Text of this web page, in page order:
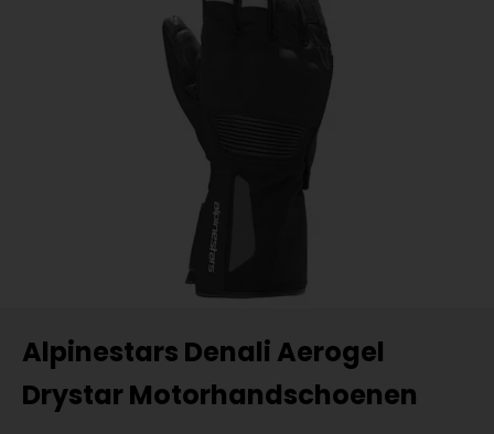
Alpinestars Denali Aerogel
Drystar Motorhandschoenen